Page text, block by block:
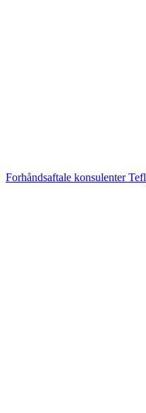
Forhåndsaftale konsulenter Tefl